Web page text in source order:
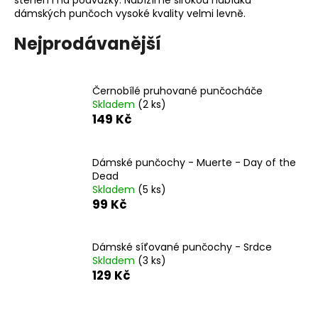
dámských punčoch vysoké kvality velmi levně.
Nejprodávanější
Černobílé pruhované punčocháče
Skladem (2 ks)
149 Kč
Dámské punčochy - Muerte - Day of the
Dead
Skladem (5 ks)
99 Kč
Dámské síťované punčochy - Srdce
Skladem (3 ks)
129 Kč
a
j
í
HLEDAT